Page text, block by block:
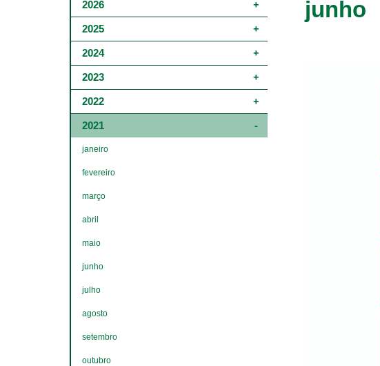
junho
navigation
4º
5º
níveis
2026
2025
2024
2023
2022
2021
janeiro
fevereiro
março
abril
maio
junho
julho
agosto
setembro
outubro